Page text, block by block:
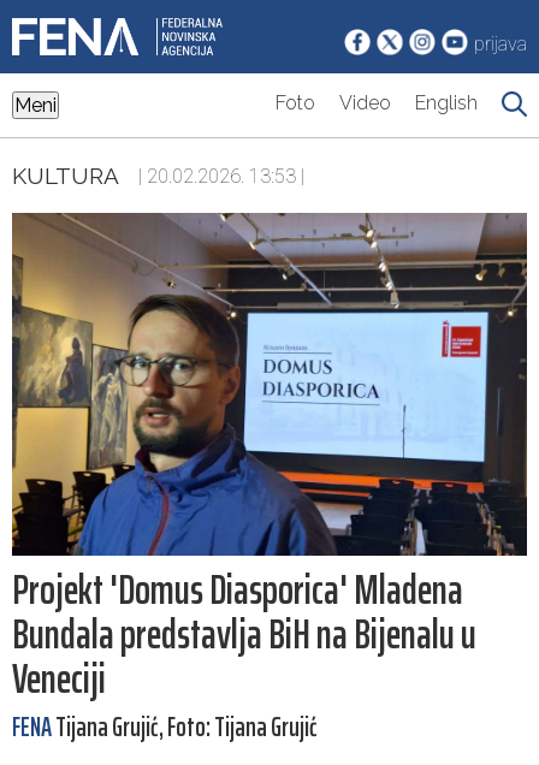
prijava
Meni Foto Video English
KULTURA | 20.02.2026. 13:53 |
Projekt 'Domus Diasporica' Mladena
Bundala predstavlja BiH na Bijenalu u
Veneciji
FENATijana Grujić, Foto: Tijana Grujić